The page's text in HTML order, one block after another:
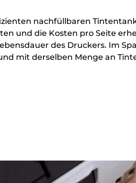
nachfüllbaren
und die Kosten pro Seite
des Druckers. Im
mit derselben Menge an